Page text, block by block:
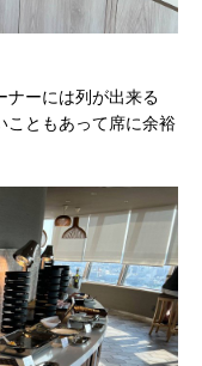
ナーには列が出来る
こともあって席に余裕